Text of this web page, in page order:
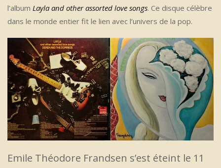
l’album Layla and other assorted love songs. Ce disque célèbre
dans le monde entier fit le lien avec l’univers de la pop.
Emile Théodore Frandsen s’est éteint le 11